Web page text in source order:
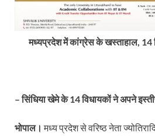
मध्यप्रदेश में कांग्रेस के खस्ताहाल, 14
– सिंधिया खेमे के 14 विधायकों ने अपने
भोपाल। मध्य प्रदेश से वरिष्ठ नेता